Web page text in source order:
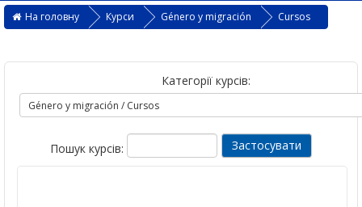
Українська ‎(uk)‎
На головну Курси Género y migración Cursos
Категорії курсів:
Пошук курсів: